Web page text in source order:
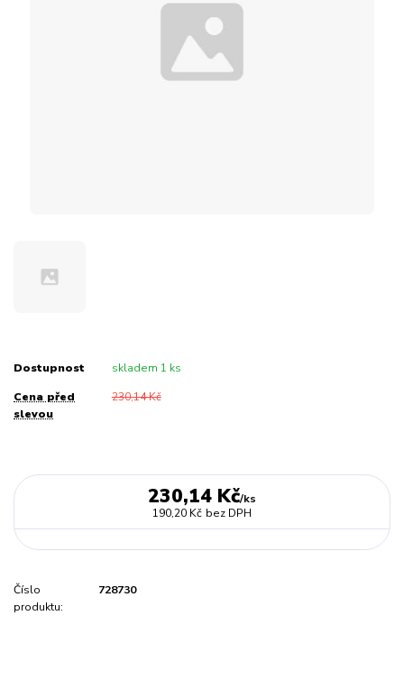
Dostupnost skladem 1 ks
Cena před
slevou
230,14 Kč
230,14 Kč/ks
190,20 Kč bez DPH
Číslo
produktu:
728730